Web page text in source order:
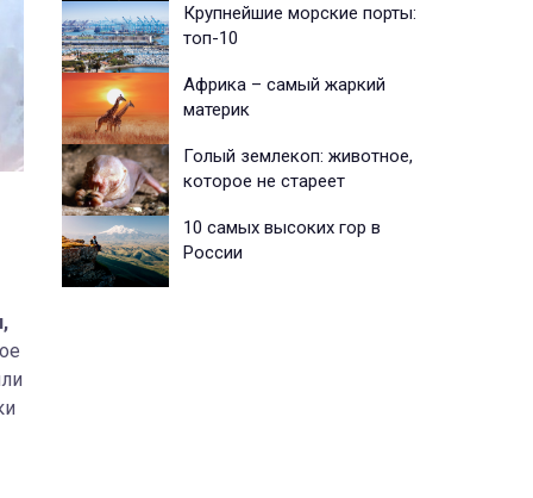
Крупнейшие морские порты:
топ-10
Африка – самый жаркий
материк
Голый землекоп: животное,
которое не стареет
10 самых высоких гор в
России